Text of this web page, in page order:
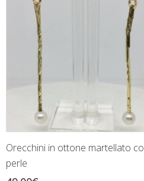
Orecchini in ottone martellato
perle